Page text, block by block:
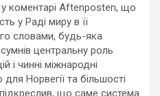
коментарі Aftenposten, що
у Раді миру в її
словами, будь-яка
центральну роль
і чинні міжнародні
Норвегії та більшості
що саме система